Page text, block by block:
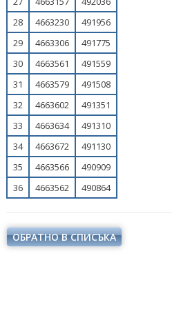
Информационната кампания за
електроенергийния пазар стартира
със срещи във Враца и Стара Загора
28
4663230
491956
29
4663306
491775
30
4663561
491559
31
4663579
491508
32
4663602
491351
33
4663634
491310
34
4663672
491130
35
4663566
490909
36
4663562 490864
ОБРАТНО В СПИСЪКА